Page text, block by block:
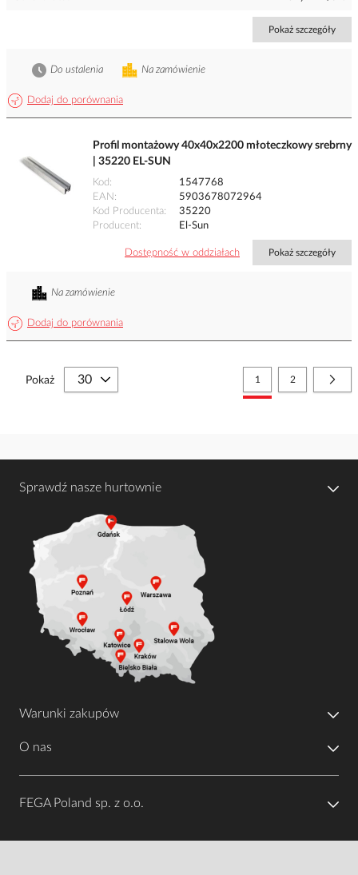
Pokaż szczegóły
Dodaj do porównania
Na zamówienie
Do ustalenia
Profil montażowy 40x40x2200 młoteczkowy srebrny
| 35220 EL-SUN
Kod
1547768
EAN
5903678072964
Kod Producenta
35220
Producent
El-Sun
Dostępność w oddziałach Pokaż szczegóły
Dodaj do porównania
Na zamówienie
Strona
Aktualnie czytasz stronę
1 Strona
2
Pokaż
Sprawdź nasze hurtownie
Warunki zakupów
O nas
FEGA Poland sp. z o.o.